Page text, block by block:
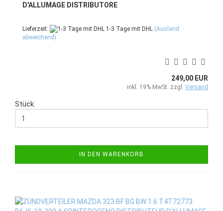
D'ALLUMAGE DISTRIBUTORE
Lieferzeit: 1-3 Tage mit DHL (Ausland
abweichend)
249,00 EUR
inkl. 19% MwSt. zzgl. Versand
Stück:
IN DEN WARENKORB